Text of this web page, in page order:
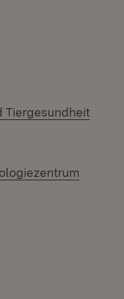
Tiergesundheit